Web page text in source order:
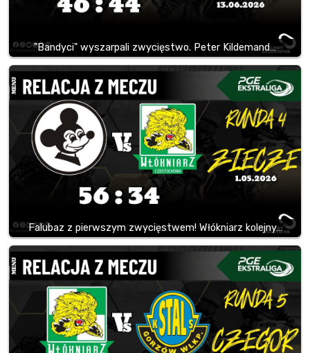
"Bandyci" wyszarpali zwycięstwo. Peter Kildemand…
Falubaz z pierwszym zwycięstwem! Włókniarz kolejny…